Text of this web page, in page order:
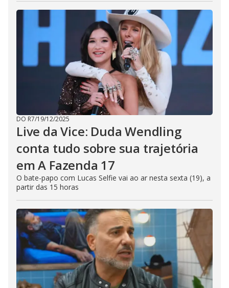
DO R7/19/12/2025
Live da Vice: Duda Wendling
conta tudo sobre sua trajetória
em A Fazenda 17
O bate-papo com Lucas Selfie vai ao ar nesta sexta (19), a
partir das 15 horas